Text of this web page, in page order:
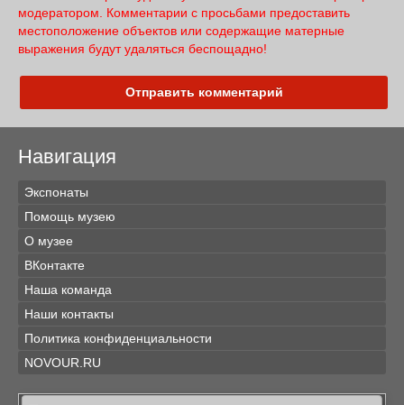
модератором. Комментарии с просьбами предоставить
местоположение объектов или содержащие матерные
выражения будут удаляться беспощадно!
Отправить комментарий
Навигация
Экспонаты
Помощь музею
О музее
ВКонтакте
Наша команда
Наши контакты
Политика конфиденциальности
NOVOUR.RU